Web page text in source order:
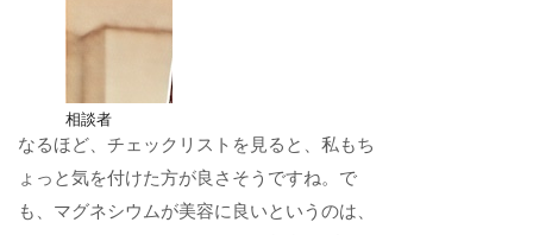
相談者
なるほど、チェックリストを見ると、私もち
ょっと気を付けた方が良さそうですね。で
も、マグネシウムが美容に良いというのは、